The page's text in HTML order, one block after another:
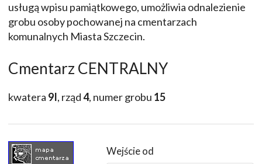
usługą wpisu pamiątkowego, umożliwia odnalezienie
grobu osoby pochowanej na cmentarzach
komunalnych Miasta Szczecin.
Cmentarz CENTRALNY
kwatera 9I, rząd4, numer grobu 15
Wejście od